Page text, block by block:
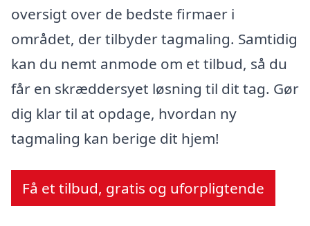
oversigt over de bedste firmaer i
området, der tilbyder tagmaling. Samtidig
kan du nemt anmode om et tilbud, så du
får en skræddersyet løsning til dit tag. Gør
dig klar til at opdage, hvordan ny
tagmaling kan berige dit hjem!
Få et tilbud, gratis og uforpligtende